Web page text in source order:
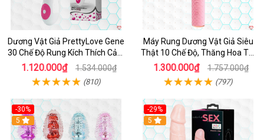
Dương Vật Giả PrettyLove Gene
30 Chế Độ Rung Kích Thích Cảm
Biến Âm Thanh
1.120.000₫ 1.534.000₫
(810)
Máy Rung Dương Vật Giả Siêu
Thật 10 Chế Độ, Thăng Hoa Tối
Ưu
1.300.000₫ 1.757.000₫
(797)
-30%
Hot
5
-29%
Hot
5